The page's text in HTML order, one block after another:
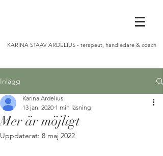
KARINA STÄÄV ARDELIUS - terapeut, handledare & coach
Inlägg
Mer är möjligt
Karina Ardelius
13 jan. 2020 1 min läsning
Uppdaterat: 8 maj 2022